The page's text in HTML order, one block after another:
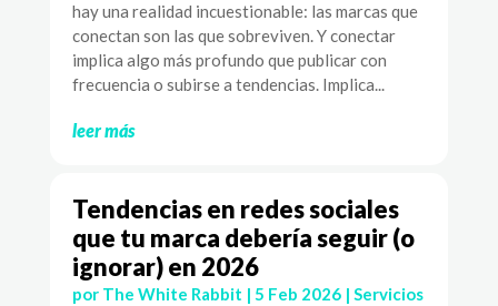
hay una realidad incuestionable: las marcas que
conectan son las que sobreviven. Y conectar
implica algo más profundo que publicar con
frecuencia o subirse a tendencias. Implica...
leer más
Tendencias en redes sociales
que tu marca debería seguir (o
ignorar) en 2026
por The White Rabbit | 5 Feb 2026| Servicios